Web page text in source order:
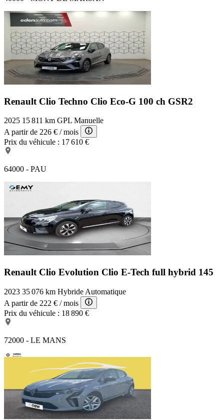
Renault Clio Techno Clio Eco-G 100 ch GSR2
2025 15 811 km GPL Manuelle
A partir de 226 € / mois
Prix du véhicule : 17 610 €
64000 - PAU
Renault Clio Evolution Clio E-Tech full hybrid 145
2023 35 076 km Hybride Automatique
A partir de 222 € / mois
Prix du véhicule : 18 890 €
72000 - LE MANS